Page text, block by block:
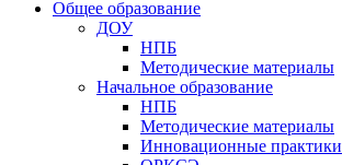
Общее образование
ДОУ
НПБ
Методические материалы
Начальное образование
НПБ
Методические материалы
Инновационные практики